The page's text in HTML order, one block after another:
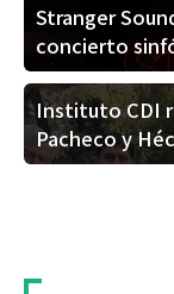
Stranger
concierto
Instituto CDI
Pacheco y